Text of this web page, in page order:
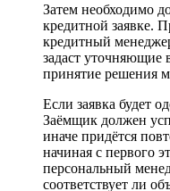
Затем необходимо
кредитной заявке.
кредитный
задаст уточняющие
принятие решения
Если заявка будет
Заёмщик должен
иначе придётся
начиная с первого
персональный
соответствует ли